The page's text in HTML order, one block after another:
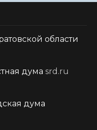
области
дума srd.ru
дума